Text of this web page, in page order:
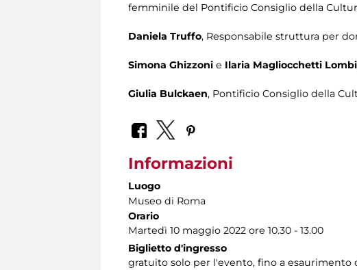
femminile del Pontificio Consiglio della
Daniela Truffo, Responsabile struttura per
Simona Ghizzoni e Ilaria Magliocchetti Lombi
Giulia Bulckaen, Pontificio Consiglio della
Informazioni
Luogo
Museo di Roma
Orario
Martedì 10 maggio 2022 ore 10.30 - 13.00
Biglietto d'ingresso
gratuito solo per l'evento, fino a esaurimento